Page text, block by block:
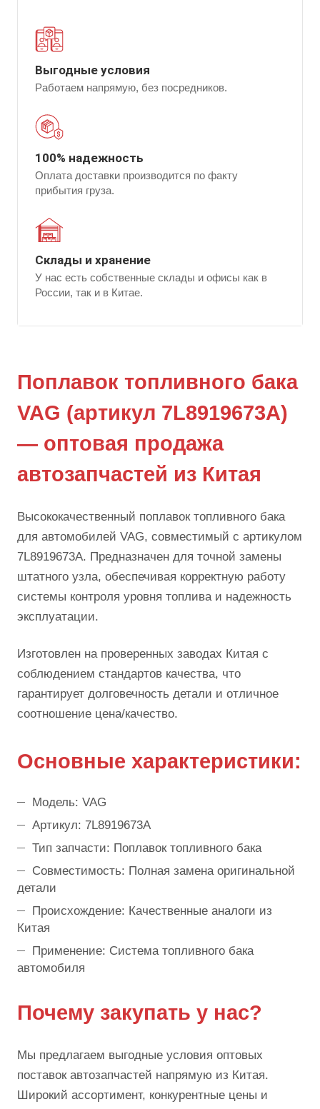
Выгодные условия
Работаем напрямую, без посредников.
100% надежность
Оплата доставки производится по факту
прибытия груза.
Склады и хранение
У нас есть собственные склады и офисы как в
России, так и в Китае.
Поплавок топливного бака
VAG (артикул 7L8919673A)
— оптовая продажа
автозапчастей из Китая
Высококачественный поплавок топливного бака
для автомобилей VAG, совместимый с артикулом
7L8919673A. Предназначен для точной замены
штатного узла, обеспечивая корректную работу
системы контроля уровня топлива и надежность
эксплуатации.
Изготовлен на проверенных заводах Китая с
соблюдением стандартов качества, что
гарантирует долговечность детали и отличное
соотношение цена/качество.
Основные характеристики:
Модель: VAG
Артикул: 7L8919673A
Тип запчасти: Поплавок топливного бака
Совместимость: Полная замена оригинальной
детали
Происхождение: Качественные аналоги из
Китая
Применение: Система топливного бака
автомобиля
Почему закупать у нас?
Мы предлагаем выгодные условия оптовых
поставок автозапчастей напрямую из Китая.
Широкий ассортимент, конкурентные цены и